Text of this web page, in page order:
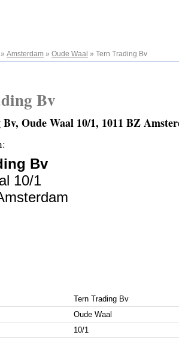
» Amsterdam » Oude Waal » Tern Trading Bv
Bv
Oude Waal 10/1, 1011 BZ
Bv
10/1
Tern Trading Bv
Oude Waal
10/1